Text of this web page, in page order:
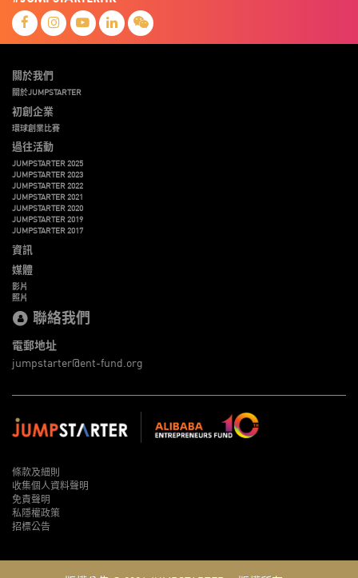
關於我們
關於JUMPSTARTER
初創企業
環球創業比賽
過往活動
JUMPSTARTER 2025
JUMPSTARTER 2023
JUMPSTARTER 2022
JUMPSTARTER 2021
JUMPSTARTER 2020
JUMPSTARTER 2019
JUMPSTARTER 2017
資訊
媒體
影片
照片
聯絡我們
電郵地址
jumpstarter@ent-fund.org
條款及細則
收集個人資料聲明
免責聲明
私隱權政策
招標公告